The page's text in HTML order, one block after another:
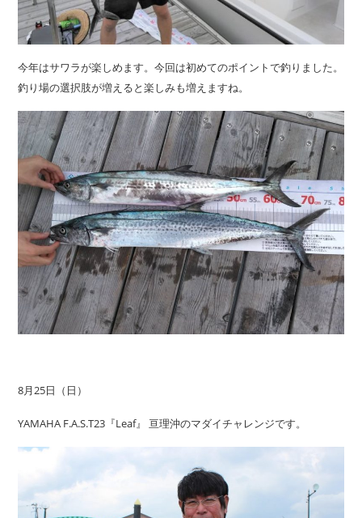
今年はサワラが楽しめます。今回は初めてのポイントで釣りました。
釣り場の選択肢が増えると楽しみも増えますね。
8月25日（日）
YAMAHA F.A.S.T23『Leaf』 亘理沖のマダイチャレンジです。